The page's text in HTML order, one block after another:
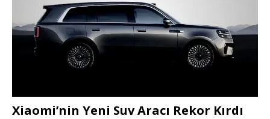
Xiaomi’nin Yeni Suv Aracı Rekor Kırdı